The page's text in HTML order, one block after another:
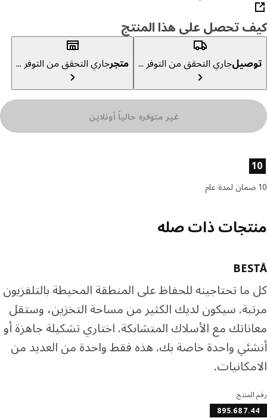
تحصل على هذا المنتج
جاري التحقق من التوفر ... متجرجاري التحقق من التوفر ...
غير متوفره حالياً أونلاين
المنتج
ذات صله
تحتاجينه للحفاظ على المنطقة المحيطة بالتلفزيون
سيكون لديك الكثير من مساحة التخزين، وستقل
مع الأسلاك المتشابكة. اختاري تشكيلة جاهزة أو
واحدة خاصة بك. هذه فقط واحدة من العديد من